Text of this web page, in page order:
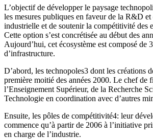
L’objectif de développer le paysage
les mesures publiques en faveur de la R&D
industrielle et de soutenir la compétitivité des
Cette option s’est concrétisée au début des
Aujourd’hui, cet écosystème est composé de
d’infrastructure.
D’abord, les technopoles3 dont les créations
première moitié des années 2000. Le chef de
l’Enseignement Supérieur, de la Recherche
Technologie en coordination avec d’autres
Ensuite, les pôles de compétitivité4: leur
commence qu’à partir de 2006 à l’initiative
en charge de l’industrie.